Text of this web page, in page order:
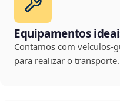
Equipamentos
Contamos com veículos-
para realizar o transporte.